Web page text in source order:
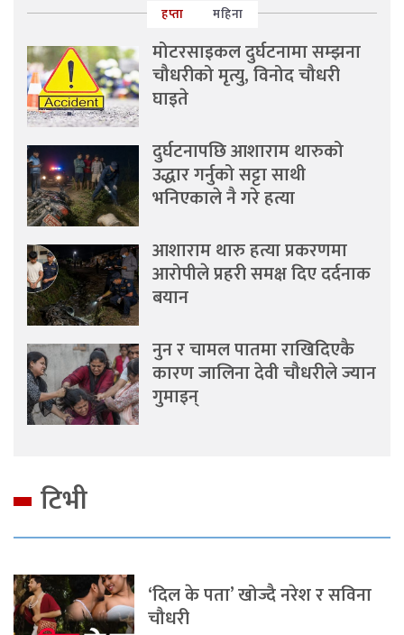
हप्ता महिना
मोटरसाइकल दुर्घटनामा सम्झना
चौधरीको मृत्यु, विनोद चौधरी
घाइते
दुर्घटनापछि आशाराम थारुको
उद्धार गर्नुको सट्टा साथी
भनिएकाले नै गरे हत्या
आशाराम थारु हत्या प्रकरणमा
आरोपीले प्रहरी समक्ष दिए दर्दनाक
बयान
नुन र चामल पातमा राखिदिएकै
कारण जालिना देवी चौधरीले ज्यान
गुमाइन्
टिभी
‘दिल के पता’ खोज्दै नरेश र सविना
चौधरी